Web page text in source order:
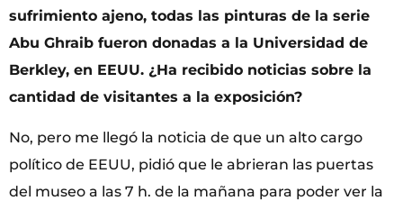
sufrimiento ajeno, todas las pinturas de la serie
Abu Ghraib fueron donadas a la Universidad de
Berkley, en EEUU. ¿Ha recibido noticias sobre la
cantidad de visitantes a la exposición?
No, pero me llegó la noticia de que un alto cargo
político de EEUU, pidió que le abrieran las puertas
del museo a las 7 h. de la mañana para poder ver la